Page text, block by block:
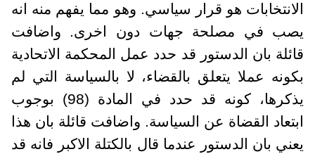
الانتخابات هو قرار سياسي. وهو مما يفهم منه انه
يصب في مصلحة جهات دون اخرى. واضافت
قائلة بان الدستور قد حدد عمل المحكمة الاتحادية
بكونه عملا يتعلق بالقضاء، لا بالسياسة التي لم
يذكرها، كونه قد حدد في المادة (98) بوجوب
ابتعاد القضاة عن السياسة. واضافت قائلة بان هذا
يعني بان الدستور عندما قال بالكتلة الاكبر فانه قد